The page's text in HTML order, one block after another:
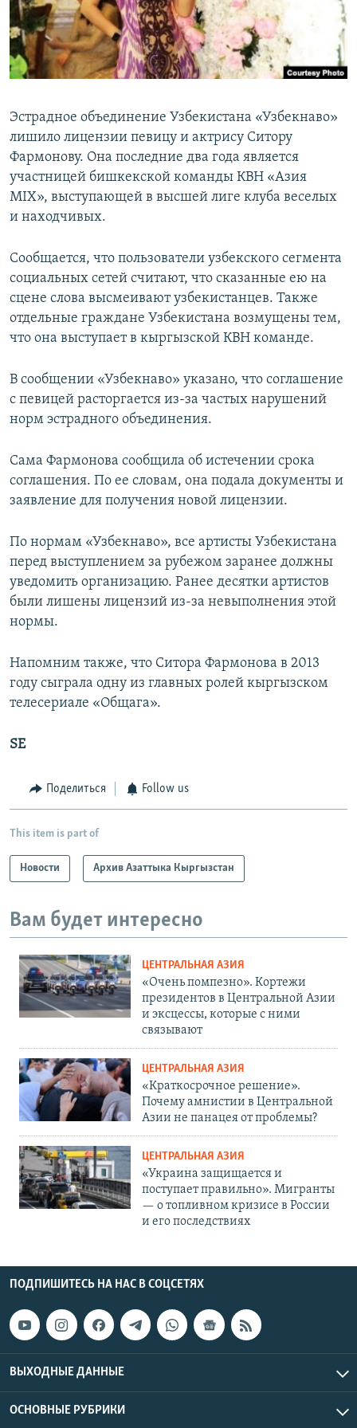
Эстрадное объединение Узбекистана «Узбекнаво»
лишило лицензии певицу и актрису Ситору
Фармонову. Она последние два года является
участницей бишкекской команды КВН «Азия
MIX», выступающей в высшей лиге клуба веселых
и находчивых.
Сообщается, что пользователи узбекского сегмента
социальных сетей считают, что сказанные ею на
сцене слова высмеивают узбекистанцев. Также
отдельные граждане Узбекистана возмущены тем,
что она выступает в кыргызской КВН команде.
В сообщении «Узбекнаво» указано, что соглашение
с певицей расторгается из-за частых нарушений
норм эстрадного объединения.
Сама Фармонова сообщила об истечении срока
соглашения. По ее словам, она подала документы и
заявление для получения новой лицензии.
По нормам «Узбекнаво», все артисты Узбекистана
перед выступлением за рубежом заранее должны
уведомить организацию. Ранее десятки артистов
были лишены лицензий из-за невыполнения этой
нормы.
Напомним также, что Ситора Фармонова в 2013
году сыграла одну из главных ролей кыргызском
телесериале «Общага».
SE
Поделиться Follow us
This item is part of
Новости Архив Азаттыка Кыргызстан
Вам будет интересно
ЦЕНТРАЛЬНАЯ АЗИЯ
«Очень помпезно». Кортежи
президентов в Центральной Азии
и эксцессы, которые с ними
связывают
ЦЕНТРАЛЬНАЯ АЗИЯ
«Краткосрочное решение».
Почему амнистии в Центральной
Азии не панацея от проблемы?
ЦЕНТРАЛЬНАЯ АЗИЯ
«Украина защищается и
поступает правильно». Мигранты
— о топливном кризисе в России
и его последствиях
ПОДПИШИТЕСЬ НА НАС В СОЦСЕТЯХ
ВЫХОДНЫЕ ДАННЫЕ
ОСНОВНЫЕ РУБРИКИ